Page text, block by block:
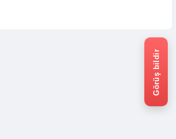
Görüş bildir